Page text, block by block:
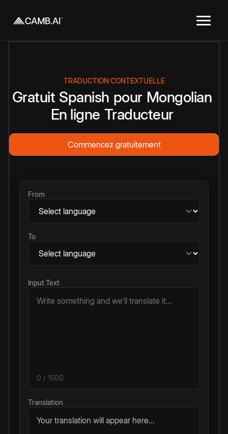
TRADUCTION CONTEXTUELLE
Gratuit Spanish pour Mongolian
En ligne Traducteur
Commencez gratuitement
From
To
Input Text
0 / 1500
Translation
Your translation will appear here...